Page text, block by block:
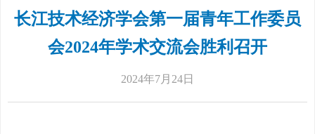
长江技术经济学会第一届青年工作委员
会2024年学术交流会胜利召开
2024年7月24日